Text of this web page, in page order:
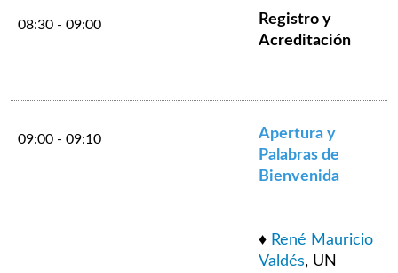
08:30 - 09:00
Registro y
Acreditación
09:00 - 09:10
Apertura y
Palabras de
Bienvenida
♦ René Mauricio
Valdés, UN